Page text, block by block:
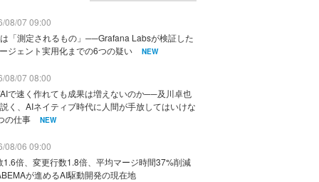
08/07 09:00
「測定されるもの」──Grafana Labsが検証した
ジェント実用化までの6つの疑い
NEW
08/07 08:00
で速く作れても成果は増えないのか──及川卓也
く、AIネイティブ時代に人間が手放してはいけな
の仕事
NEW
08/06 09:00
1.6倍、変更行数1.8倍、平均マージ時間37%削減
が進めるAI駆動開発の現在地